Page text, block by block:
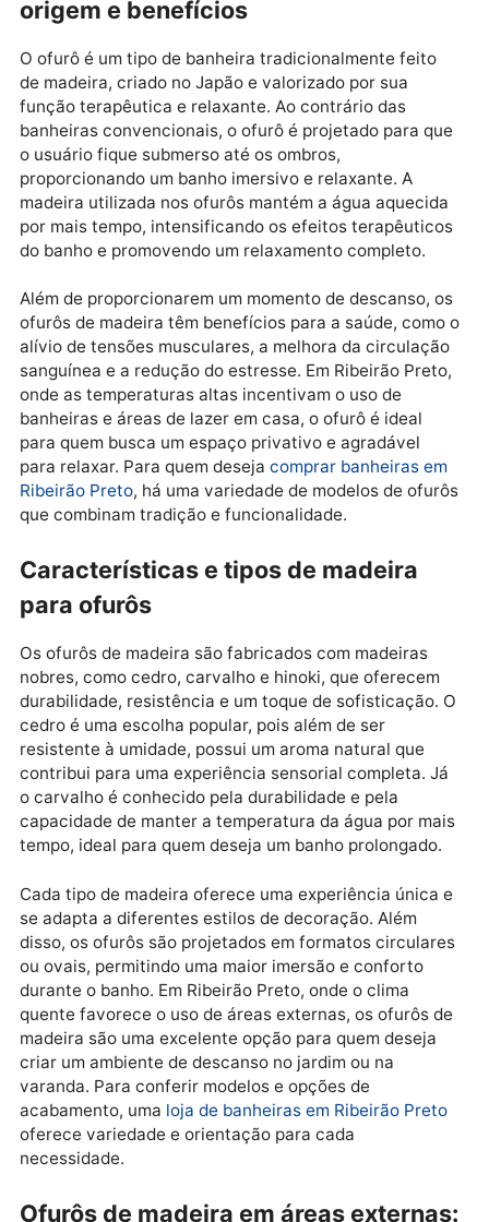
ambiente em sua casa.
Publicidade
A tradição dos ofurôs de madeira:
origem e benefícios
O ofurô é um tipo de banheira tradicionalmente feito
de madeira, criado no Japão e valorizado por sua
banheiras convencionais, o ofurô é projetado para
o usuário fique submerso até os ombros,
proporcionando um banho imersivo e relaxante. A
madeira utilizada nos ofurôs mantém a água
por mais tempo, intensificando os efeitos
do banho e promovendo um relaxamento completo.
Além de proporcionarem um momento de descanso,
ofurôs de madeira têm benefícios para a saúde,
sanguínea e a redução do estresse. Em Ribeirão
onde as temperaturas altas incentivam o uso de
banheiras e áreas de lazer em casa, o ofurô é ideal
para quem busca um espaço privativo e agradável
para relaxar. Para quem deseja comprar banheiras
Ribeirão Preto, há uma variedade de modelos de
que combinam tradição e funcionalidade.
Características e tipos de madeira
para ofurôs
Os ofurôs de madeira são fabricados com madeiras
nobres, como cedro, carvalho e hinoki, que oferecem
durabilidade, resistência e um toque de
cedro é uma escolha popular, pois além de ser
resistente à umidade, possui um aroma natural que
contribui para uma experiência sensorial completa.
o carvalho é conhecido pela durabilidade e pela
capacidade de manter a temperatura da água por
tempo, ideal para quem deseja um banho
Cada tipo de madeira oferece uma experiência
disso, os ofurôs são projetados em formatos